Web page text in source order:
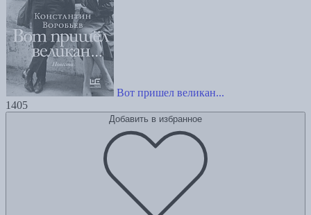
Вот пришел великан...
1405
Добавить в избранное